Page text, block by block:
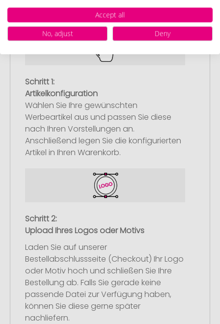
Schritt 1:
Artikelkonfiguration
Wählen Sie Ihre gewünschten
Werbeartikel aus und passen Sie diese
nach Ihren Vorstellungen an.
Anschließend legen Sie die konfigurierten
Artikel in Ihren Warenkorb.
Schritt 2:
Upload Ihres Logos oder Motivs
Laden Sie auf unserer
Bestellabschlussseite (Checkout) Ihr Logo
oder Motiv hoch und schließen Sie Ihre
Bestellung ab. Falls Sie gerade keine
passende Datei zur Verfügung haben,
können Sie diese gerne später
nachliefern.
Accept all
No, adjust
Deny